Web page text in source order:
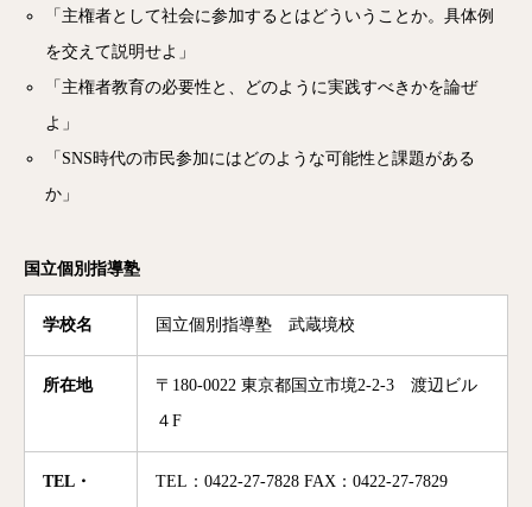
「主権者として社会に参加するとはどういうことか。具体例
を交えて説明せよ」
「主権者教育の必要性と、どのように実践すべきかを論ぜ
よ」
「SNS時代の市民参加にはどのような可能性と課題がある
か」
国立個別指導塾
学校名 国立個別指導塾 武蔵境校
所在地
〒180-0022 東京都国立市境2-2-3 渡辺ビル
４F
TEL・
TEL：0422-27-7828 FAX：0422-27-7829